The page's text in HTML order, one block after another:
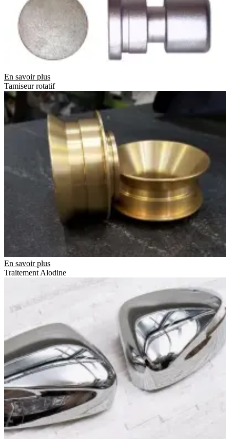
En savoir plus
Tamiseur rotatif
En savoir plus
Traitement Alodine